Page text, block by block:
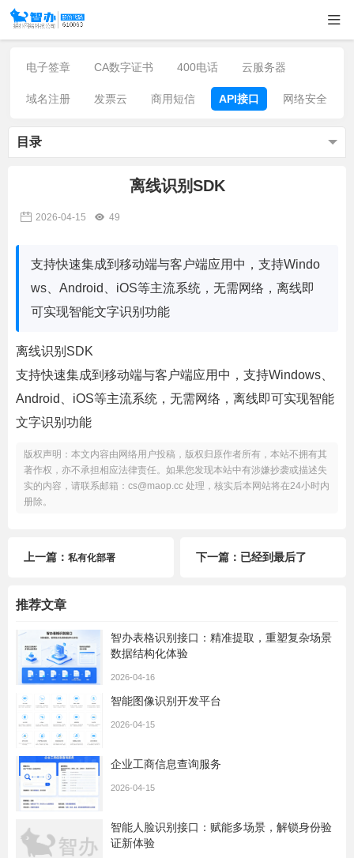
电子签章 CA数字证书 400电话 云服务器
域名注册 发票云 商用短信 API接口 网络安全
目录
离线识别SDK
2026-04-15 49
支持快速集成到移动端与客户端应用中，支持Windo
ws、Android、iOS等主流系统，无需网络，离线即
可实现智能文字识别功能
离线识别SDK
支持快速集成到移动端与客户端应用中，支持Windows、
Android、iOS等主流系统，无需网络，离线即可实现智能
文字识别功能
版权声明：本文内容由网络用户投稿，版权归原作者所有，本站不拥有其
著作权，亦不承担相应法律责任。如果您发现本站中有涉嫌抄袭或描述失
实的内容，请联系邮箱：cs@maop.cc 处理，核实后本网站将在24小时内
册除。
上一篇： 私有化部署 下一篇：已经到最后了
推荐文章
智办表格识别接口：精准提取，重塑复杂场景
数据结构化体验
2026-04-16
智能图像识别开发平台
2026-04-15
企业工商信息查询服务
2026-04-15
智能人脸识别接口：赋能多场景，解锁身份验
证新体验